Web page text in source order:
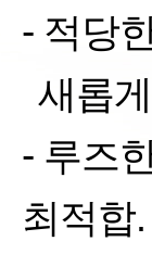
- 적당
새롭
- 루즈
최적합.